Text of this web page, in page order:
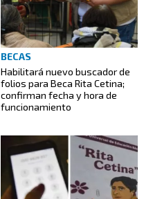
BECAS
Habilitará nuevo buscador de
folios para Beca Rita Cetina;
confirman fecha y hora de
funcionamiento